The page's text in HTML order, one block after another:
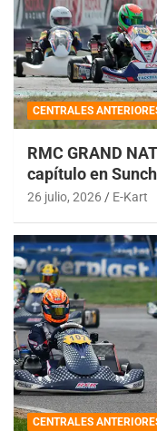
CENTRALES
RMC GRAND
capítulo en
26 julio, 2026 E-Kart
CENTRALES